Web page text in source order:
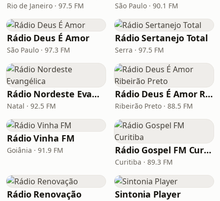
Rio de Janeiro · 97.5 FM São Paulo · 90.1 FM
Rádio Deus É Amor
São Paulo · 97.3 FM
Rádio Sertanejo Total
Serra · 97.5 FM
Rádio Nordeste Evangélica
Natal · 92.5 FM
Rádio Deus É Amor Ribeirão Preto
Ribeirão Preto · 88.5 FM
Rádio Vinha FM
Goiânia · 91.9 FM Rádio Gospel FM Curitiba
Curitiba · 89.3 FM
Rádio Renovação Sintonia Player